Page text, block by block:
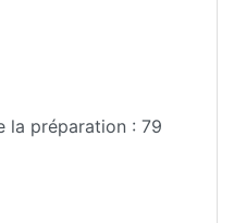
la préparation : 79